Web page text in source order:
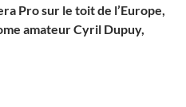
Pro sur le toit de l’Europe,
amateur Cyril Dupuy,